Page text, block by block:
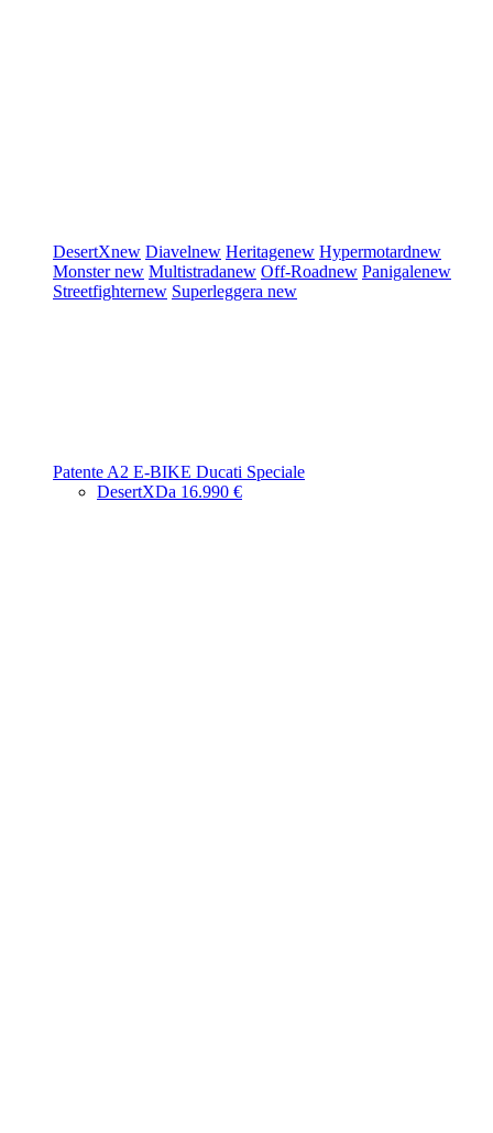
DesertXnew Diavelnew Heritagenew Hypermotardnew
Monsternew Multistradanew Off-Roadnew Panigalenew
Streetfighternew Superleggera new
Patente A2 E-BIKE Ducati Speciale
DesertXDa 16.990 €